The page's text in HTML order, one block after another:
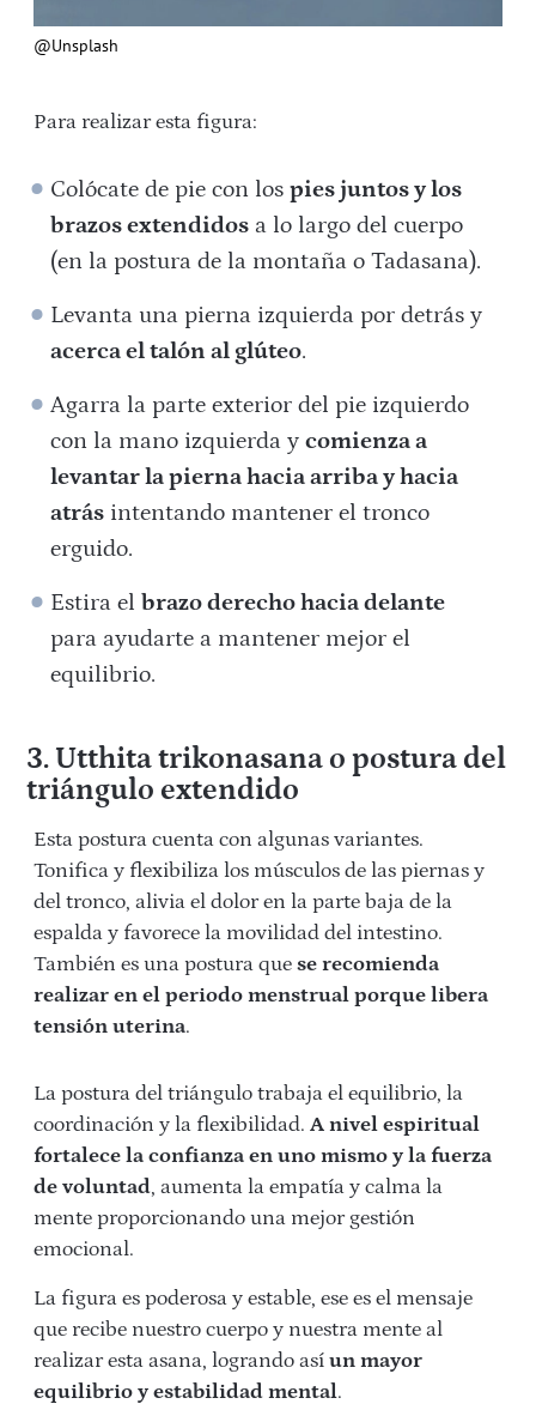
@Unsplash
Para realizar esta figura:
Colócate de pie con lospies juntos y los
brazos extendidos a lo largo del cuerpo
(en la postura de la montaña o Tadasana).
Levanta una pierna izquierda por detrás y
acerca el talón al glúteo.
Agarra la parte exterior del pie izquierdo
con la mano izquierda ycomienza a
levantar la pierna hacia arriba y hacia
atrás intentando mantener el tronco
erguido.
Estira elbrazo derecho hacia delante
para ayudarte a mantener mejor el
equilibrio.
3. Utthita trikonasana o postura del
triángulo extendido
Esta postura cuenta con algunas variantes.
Tonifica y flexibiliza los músculos de las piernas y
del tronco, alivia el dolor en la parte baja de la
espalda y favorece la movilidad del intestino.
También es una postura que se recomienda
realizar en el periodo menstrual porque libera
tensión uterina.
La postura del triángulo trabaja el equilibrio, la
coordinación y la flexibilidad. A nivel espiritual
fortalece la confianza en uno mismo y la fuerza
de voluntad, aumenta la empatía y calma la
mente proporcionando una mejor gestión
emocional.
La figura es poderosa y estable, ese es el mensaje
que recibe nuestro cuerpo y nuestra mente al
realizar esta asana, logrando así un mayor
equilibrio y estabilidad mental.